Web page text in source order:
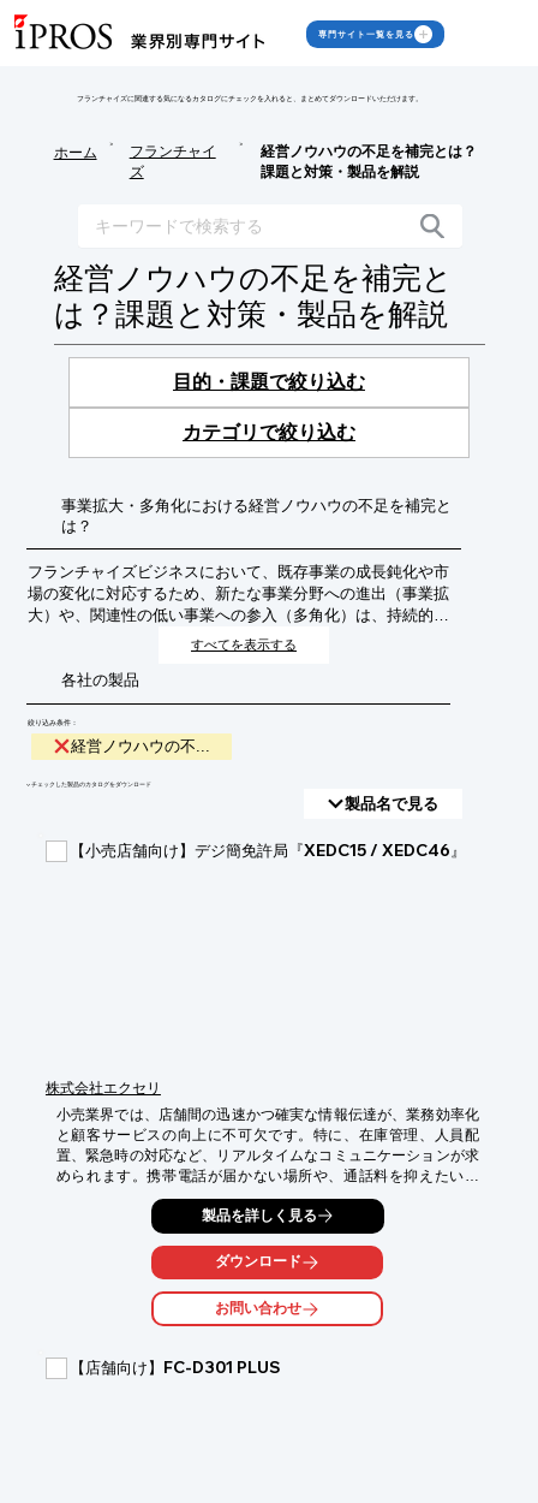
専門サイト一覧を見る
フランチャイズに関連する気になるカタログにチェックを入れると、まとめてダウンロードいただけます。
ホーム
>
フランチャイ
ズ
>
経営ノウハウの不足を補完とは？
課題と対策・製品を解説
経営ノウハウの不足を補完と
は？課題と対策・製品を解説
目的・課題で絞り込む
カテゴリで絞り込む
事業拡大・多角化における経営ノウハウの不足を補完と
は？
フランチャイズビジネスにおいて、既存事業の成長鈍化や市
場の変化に対応するため、新たな事業分野への進出（事業拡
大）や、関連性の低い事業への参入（多角化）は、持続的な
成長のために不可欠な戦略です。しかし、多くのフランチャ
の専門的な経営ノウハウ、特に市場分析、新規事業開発、リ
スク管理、組織体制構築などの知識や経験が不足していると
いう課題に直面しています。この「ノウハウ不足を補完」す
ることは、フランチャイズ事業の競争力を維持・向上させ、
すべてを表示する
各社の製品
絞り込み条件：
経営ノウハウの不...
​▼チェックした製品のカタログをダウンロード
製品名で見る
【小売店舗向け】デジ簡免許局『XEDC15 / XEDC46』
株式会社エクセリ
小売業界では、店舗間の迅速かつ確実な情報伝達が、業務効率化
と顧客サービスの向上に不可欠です。特に、在庫管理、人員配
置、緊急時の対応など、リアルタイムなコミュニケーションが求
められます。携帯電話が届かない場所や、通話料を抑えたい場
合、デジタル簡易無線免許局『XEDC15 / XEDC46』が役立ちま
【活用シーン】
・店舗間の連絡
・バックヤードとフロア間の連絡
・緊急時の連絡
・クリアな音声通話によるスムーズな情報伝達
製品を詳しく見る
ダウンロード
お問い合わせ
【店舗向け】FC-D301 PLUS